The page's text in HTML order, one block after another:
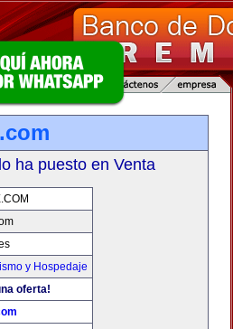
ha puesto en Venta
y Hospedaje
oferta!